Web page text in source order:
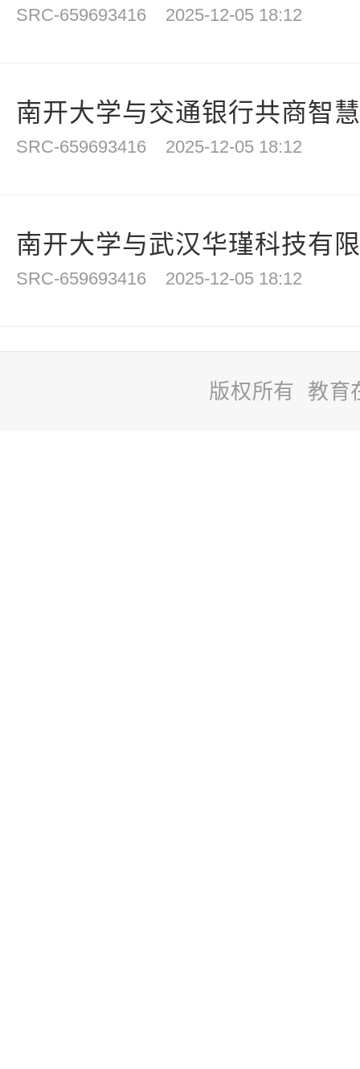
SRC-659693416 2025-12-05 18:12
南开大学与交通银行共商智
SRC-659693416 2025-12-05 18:12
南开大学与武汉华瑾科技有
SRC-659693416 2025-12-05 18:12
版权所有 教育